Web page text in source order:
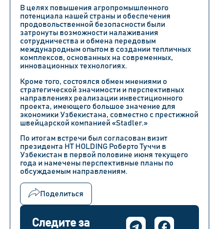
В целях повышения агропромышленного
потенциала нашей страны и обеспечения
продовольственной безопасности были
затронуты возможности налаживания
сотрудничества и обмена передовым
международным опытом в создании тепличных
комплексов, основанных на современных,
инновационных технологиях.
Кроме того, состоялся обмен мнениями о
стратегической значимости и перспективных
направлениях реализации инвестиционного
проекта, имеющего большое значение для
экономики Узбекистана, совместно с престижной
швейцарской компанией «Stadler.»
По итогам встречи был согласован визит
президента HT HOLDING Роберто Туччи в
Узбекистан в первой половине июня текущего
года и намечены перспективные планы по
обсуждаемым направлениям.
Поделиться
Следите за